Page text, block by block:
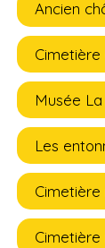
Ancien
Cimetière
Musée
Les